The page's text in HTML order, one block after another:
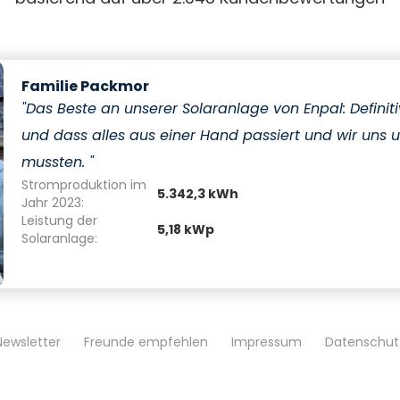
Vergütung durch Direktvermarktung mind. 557 €
zum Testsieger 2024 im Vergleich von
gewählt. Mehr dazu
Solaranlagen Segment
Ranking im Auftrag
im Endkundensegment (B2C) in
finden Sie
Familie Packmor
"Das Beste an unserer Solaranlage von Enpal:
und dass alles aus einer Hand passiert und wir uns
mussten. "
Stromproduktion im
Jahr 2023:
5.342,3 kWh
Leistung der
Solaranlage:
5,18 kWp
Freunde empfehlen Impressum